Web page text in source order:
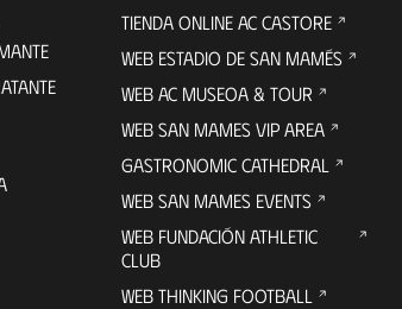
TIENDA ONLINE AC CASTORE
WEB ESTADIO DE SAN MAMÉS
WEB AC MUSEOA & TOUR
WEB SAN MAMES VIP AREA
GASTRONOMIC CATHEDRAL
WEB SAN MAMES EVENTS
WEB FUNDACIÓN ATHLETIC
CLUB
WEB THINKING FOOTBALL